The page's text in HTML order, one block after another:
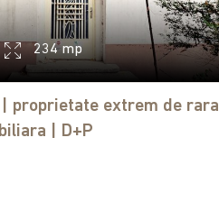
234 mp
proprietate extrem de rara
| D+P